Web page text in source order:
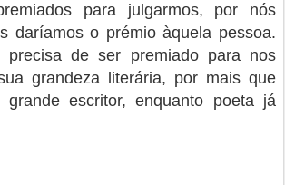
para julgarmos, por nós
daríamos o prémio àquela pessoa.
precisa de ser premiado para nos
grandeza literária, por mais que
escritor, enquanto poeta já